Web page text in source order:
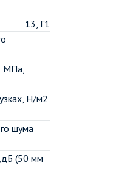
13, Г1
МПа,
Н/м2
шума
(50 мм